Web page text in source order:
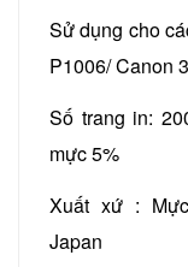
Sử dụng cho
P1006/ Canon
Số trang in:
mực 5%
Xuất xứ :
Japan